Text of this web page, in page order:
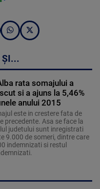
ȘI...
rata somajului a
si a ajuns la 5,46%
anului 2015
este in crestere fata de
precedente. Asa se face la
judetului sunt inregistrati
9.000 de someri, dintre care
indemnizati si restul